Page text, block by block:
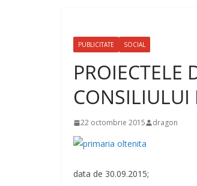
PUBLICITATE SOCIAL
PROIECTELE
22 octombrie 2015 dragon
data de 30.09.2015;